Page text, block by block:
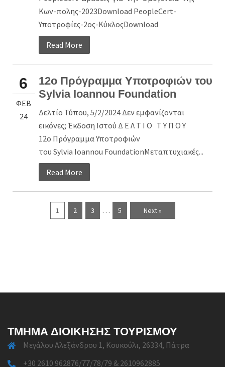
Κων-πολης-2023Download PeopleCert-
Υποτροφίες-2ος-ΚύκλοςDownload
Read More
6
ΦΕΒ
24
12o Πρόγραμμα Υποτροφιών του
Sylvia Ioannou Foundation
Δελτίο Τύπου, 5/2/2024 Δεν εμφανίζονται
εικόνες; Έκδοση Ιστού Δ Ε Λ Τ Ι Ο Τ Υ Π Ο Υ
12ο Πρόγραμμα Υποτροφιών
του Sylvia Ioannou FoundationΜεταπτυχιακές...
Read More
1 2 3 … 5 Next »
ΤΜΉΜΑ ΔΙΟΊΚΗΣΗΣ ΤΟΥΡΙΣΜΟΎ
Μεγάλου Αλεξάνδρου 1, Κουκούλι, 26334, Πάτρα
+30 2610 962876/77/78/79 & 2610962885